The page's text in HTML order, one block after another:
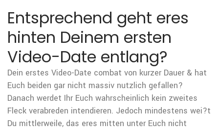
Entsprechend geht eres
hinten Deinem ersten
Video-Date entlang?
Dein erstes Video-Date combat von kurzer Dauer & hat
Euch beiden gar nicht massiv nutzlich gefallen?
Danach werdet Ihr Euch wahrscheinlich kein zweites
Fleck verabreden intendieren. Jedoch mindestens wei?t
Du mittlerweile, das eres mitten unter Euch nicht